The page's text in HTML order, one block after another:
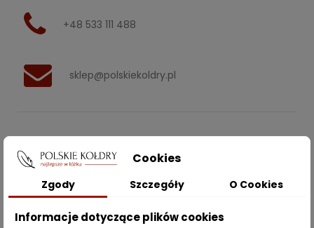
+48 533 111 488
sklep@polskiekoldry.pl
INFORMACJE 
ZAKUPY
Cookies
Zgody Szczegóły O Cookies
Informacje dotyczące plików cookies